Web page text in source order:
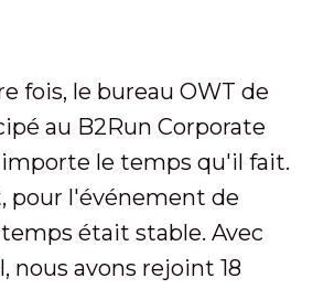
fois, le bureau OWT de
au B2Run Corporate
importe le temps qu'il fait.
pour l'événement de
était stable. Avec
nous avons rejoint 18